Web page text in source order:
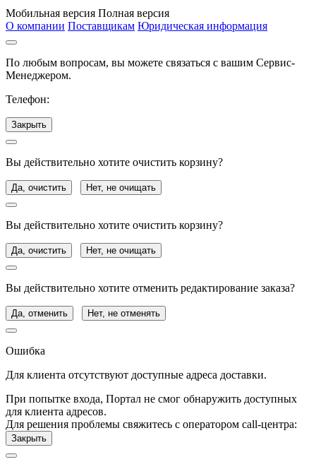
Мобильная версия Полная версия
О компании Поставщикам Юридическая информация
По любым вопросам, вы можете связаться с вашим Сервис-
Менеджером.
Телефон:
Закрыть
Вы действительно хотите очистить корзину?
Да, очистить Нет, не очищать
Вы действительно хотите очистить корзину?
Да, очистить Нет, не очищать
Вы действительно хотите отменить редактирование заказа?
Да, отменить Нет, не отменять
Ошибка
Для клиента отсутствуют доступные адреса доставки.
При попытке входа, Портал не смог обнаружить доступных
для клиента адресов.
Для решения проблемы свяжитесь с оператором call-центра:
Закрыть